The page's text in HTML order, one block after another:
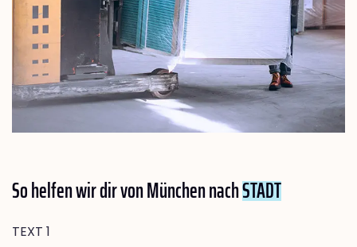
So helfen wir dir von München nachSTADT
TEXT 1